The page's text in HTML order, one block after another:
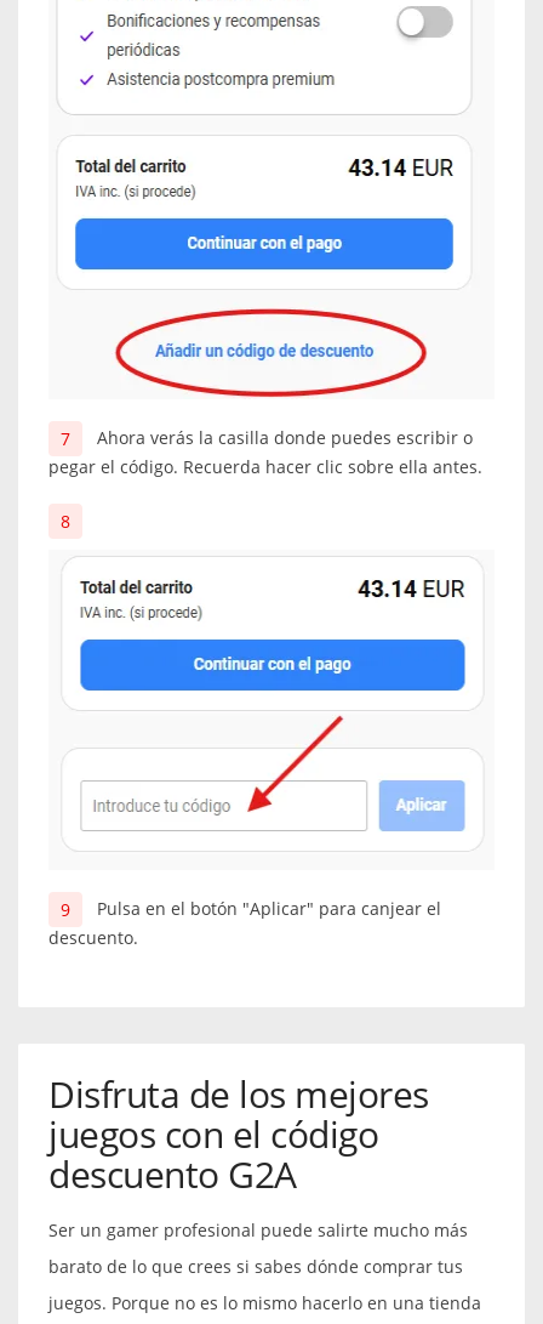
Ahora verás la casilla donde puedes escribir o
pegar el código. Recuerda hacer clic sobre ella antes.
Pulsa en el botón "Aplicar" para canjear el
descuento.
Disfruta de los mejores
juegos con el código
descuento G2A
Ser un gamer profesional puede salirte mucho más
barato de lo que crees si sabes dónde comprar tus
juegos. Porque no es lo mismo hacerlo en una tienda